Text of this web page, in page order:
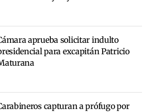
aprueba solicitar indulto
para excapitán Patricio
capturan a prófugo por